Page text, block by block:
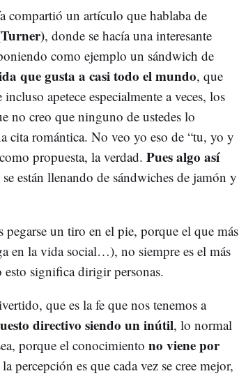
compartió un artículo que hablaba de
, donde se hacía una interesante
como ejemplo un sándwich de
que gusta a casi todo el mundo, que
apetece especialmente a veces, los
no creo que ninguno de ustedes lo
cita romántica. No veo yo eso de “tu, yo y
propuesta, la verdad. Pues algo así
están llenando de sándwiches de jamón y
pegarse un tiro en el pie, porque el que más
en la vida social…), no siempre es el más
significa dirigir personas.
que es la fe que nos tenemos a
directivo siendo un inútil, lo normal
porque el conocimiento no viene por
percepción es que cada vez se cree mejor,